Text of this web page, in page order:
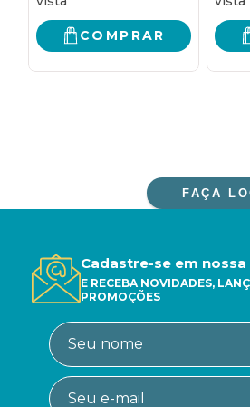
COMPRAR
FAÇA
Cadastre-se em
E RECEBA NOVIDADES,
PROMOÇÕES